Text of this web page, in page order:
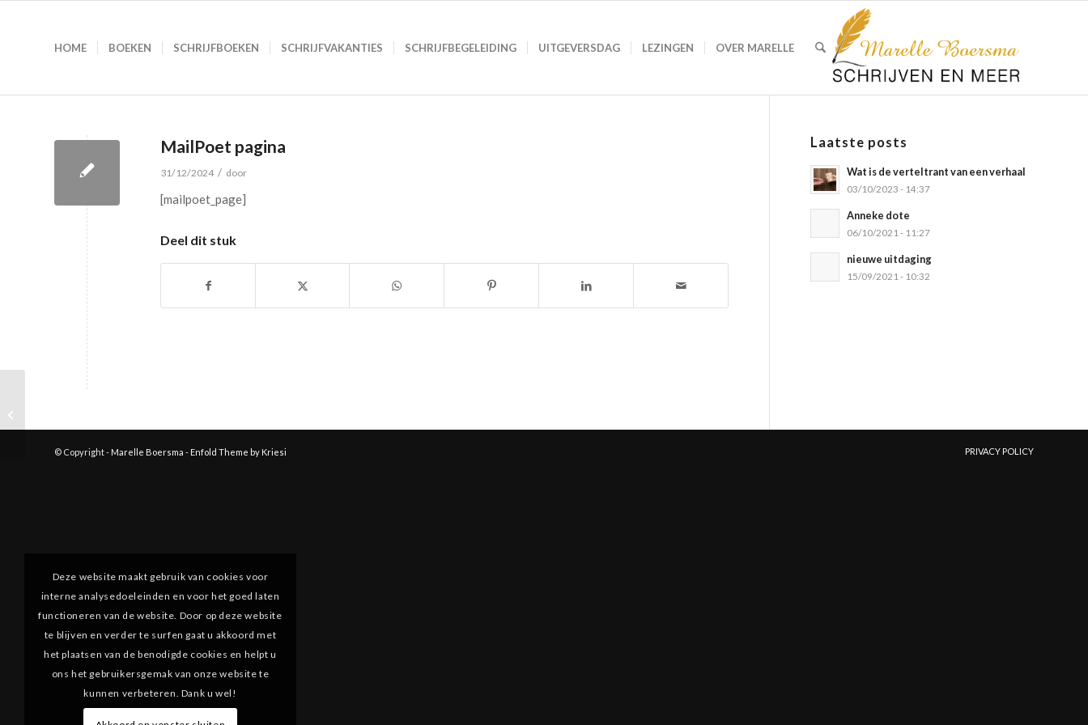
HOME BOEKEN SCHRIJFBOEKEN SCHRIJFVAKANTIES SCHRIJFBEGELEIDING UITGEVERSDAG LEZINGEN OVER MARELLE
MailPoet pagina
31/12/2024 / door
[mailpoet_page]
Deel dit stuk
Laatste posts
Wat is de verteltrant van een verhaal
03/10/2023 - 14:37
Anneke dote
06/10/2021 - 11:27
nieuwe uitdaging
15/09/2021 - 10:32
© Copyright - Marelle Boersma - Enfold Theme by Kriesi PRIVACY POLICY
Deze website maakt gebruik van cookies voor
interne analysedoeleinden en voor het goed laten
functioneren van de website. Door op deze website
te blijven en verder te surfen gaat u akkoord met
het plaatsen van de benodigde cookies en helpt u
ons het gebruikersgemak van onze website te
kunnen verbeteren. Dank u wel!